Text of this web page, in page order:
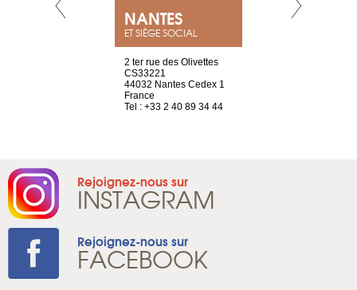
NANTES
ET SIÈGE SOCIAL
2 ter rue des Olivettes
CS33221
44032 Nantes Cedex 1
France
Tel : +33 2 40 89 34 44
Rejoignez-nous sur
INSTAGRAM
Rejoignez-nous sur
FACEBOOK